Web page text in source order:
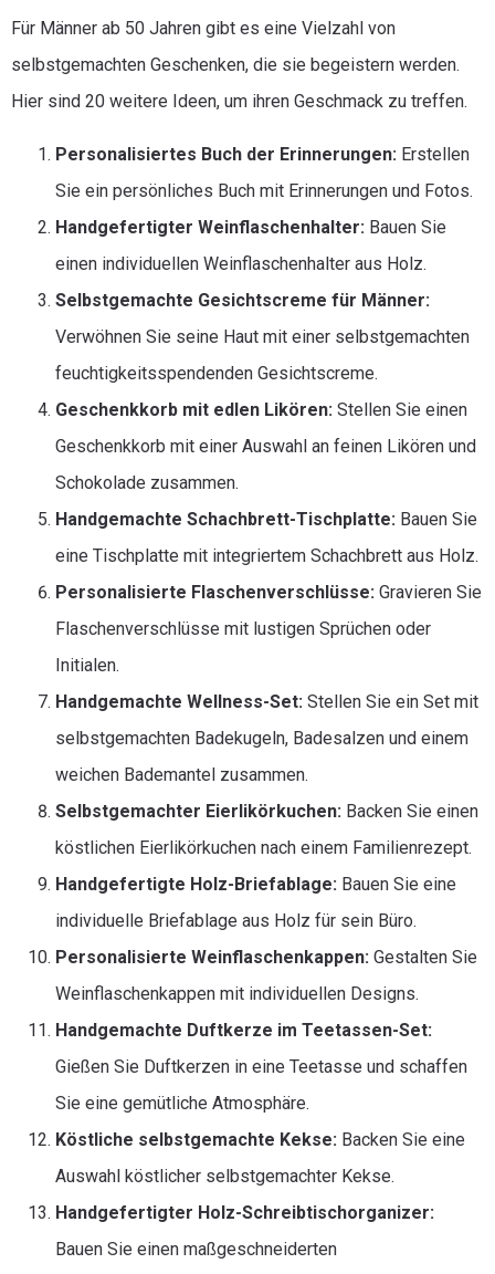
Für Männer ab 50 Jahren gibt es eine Vielzahl von
selbstgemachten Geschenken, die sie begeistern werden.
Hier sind 20 weitere Ideen, um ihren Geschmack zu treffen.
Personalisiertes Buch der Erinnerungen: Erstellen
Sie ein persönliches Buch mit Erinnerungen und Fotos.
Handgefertigter Weinflaschenhalter: Bauen Sie
einen individuellen Weinflaschenhalter aus Holz.
Selbstgemachte Gesichtscreme für Männer:
Verwöhnen Sie seine Haut mit einer selbstgemachten
feuchtigkeitsspendenden Gesichtscreme.
Geschenkkorb mit edlen Likören: Stellen Sie einen
Geschenkkorb mit einer Auswahl an feinen Likören und
Schokolade zusammen.
Handgemachte Schachbrett-Tischplatte: Bauen Sie
eine Tischplatte mit integriertem Schachbrett aus Holz.
Personalisierte Flaschenverschlüsse: Gravieren Sie
Flaschenverschlüsse mit lustigen Sprüchen oder
Initialen.
Handgemachte Wellness-Set: Stellen Sie ein Set mit
selbstgemachten Badekugeln, Badesalzen und einem
weichen Bademantel zusammen.
Selbstgemachter Eierlikörkuchen: Backen Sie einen
köstlichen Eierlikörkuchen nach einem Familienrezept.
Handgefertigte Holz-Briefablage: Bauen Sie eine
individuelle Briefablage aus Holz für sein Büro.
Personalisierte Weinflaschenkappen: Gestalten Sie
Weinflaschenkappen mit individuellen Designs.
Handgemachte Duftkerze im Teetassen-Set:
Gießen Sie Duftkerzen in eine Teetasse und schaffen
Sie eine gemütliche Atmosphäre.
Köstliche selbstgemachte Kekse: Backen Sie eine
Auswahl köstlicher selbstgemachter Kekse.
Handgefertigter Holz-Schreibtischorganizer:
Bauen Sie einen maßgeschneiderten